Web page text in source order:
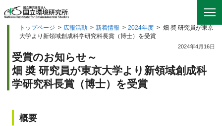
トップページ > 広報活動 > 新着情報 > 2024年度 > 畑 奬 研究員が東京
大学より新領域創成科学研究科長賞（博士）を受賞
2024年4月16日
受賞のお知らせ～
畑 奬 研究員が東京大学より新領域創成科
学研究科長賞（博士）を受賞
概要